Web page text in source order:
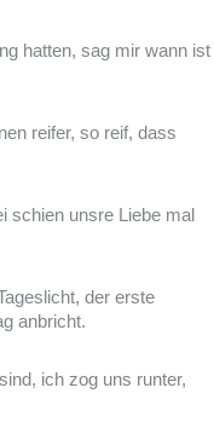
hatten, sag mir wann ist
reifer, so reif, dass
schien unsre Liebe mal
der erste
anbricht.
ich zog uns runter,